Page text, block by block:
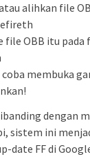
alihkan file
file OBB itu pada
membuka
dengan
sistem ini
date FF di